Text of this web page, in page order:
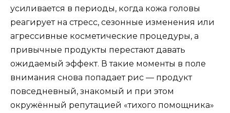
усиливается в периоды, когда кожа головы
реагирует на стресс, сезонные изменения или
агрессивные косметические процедуры, а
привычные продукты перестают давать
ожидаемый эффект. В такие моменты в поле
внимания снова попадает рис — продукт
повседневный, знакомый и при этом
окружённый репутацией «тихого помощника»